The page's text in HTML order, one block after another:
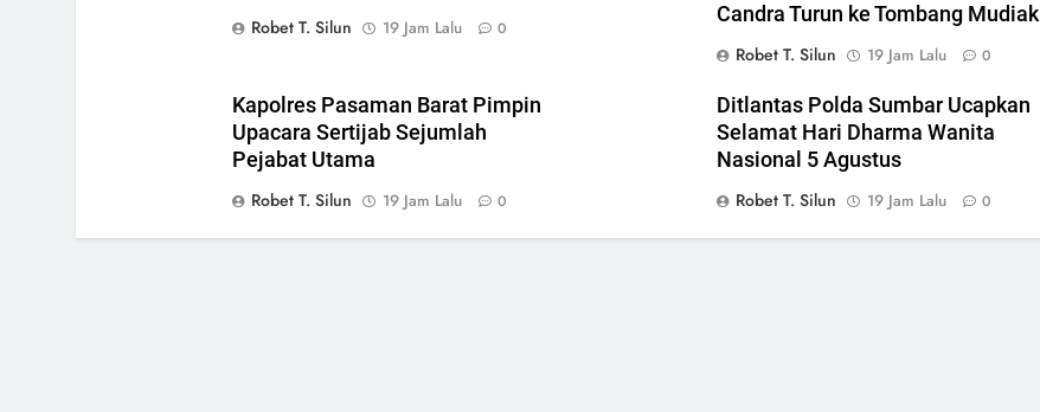
Robet T. Silun
19 Jam Lalu 0
Candra Turun ke Tombang Mudiak
Robet T. Silun
19 Jam Lalu 0
Kapolres Pasaman Barat Pimpin
Upacara Sertijab Sejumlah
Pejabat Utama
Robet T. Silun
19 Jam Lalu 0
Ditlantas Polda Sumbar Ucapkan
Selamat Hari Dharma Wanita
Nasional 5 Agustus
Robet T. Silun
19 Jam Lalu 0